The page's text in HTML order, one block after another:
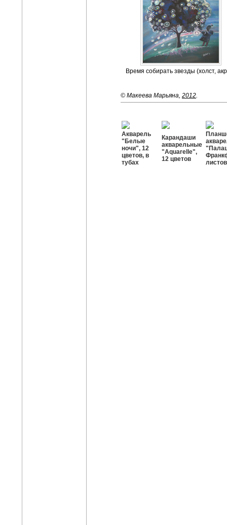
Время собирать звезды (холст,
© Макеева Марьяна, 2012.
Акварель
"Белые
ночи", 12
цветов, в
тубах
Карандаши
акварельные
"Aquarelle",
12 цветов